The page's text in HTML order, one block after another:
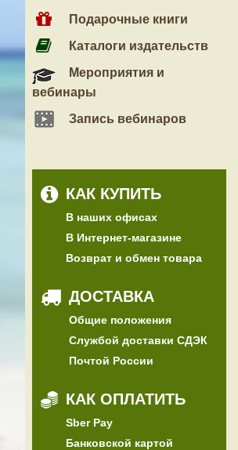
Подарочные книги
Каталоги издательств
Мероприятия и
вебинары
Запись вебинаров
КАК КУПИТЬ
В наших офисах
В Интернет-магазине
Возврат и обмен товара
ДОСТАВКА
Общие положения
Службой доставки СДЭК
Почтой России
КАК ОПЛАТИТЬ
Sber Pay
Банковской картой